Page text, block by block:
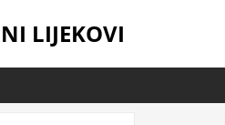
LIJEKOVI